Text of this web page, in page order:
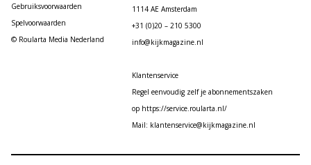
Gebruiksvoorwaarden
Spelvoorwaarden
© Roularta Media Nederland
1114 AE Amsterdam
+31 (0)20 – 210 5300
info@kijkmagazine.nl
Klantenservice
Regel eenvoudig zelf je abonnementszaken
op https://service.roularta.nl/
Mail: klantenservice@kijkmagazine.nl